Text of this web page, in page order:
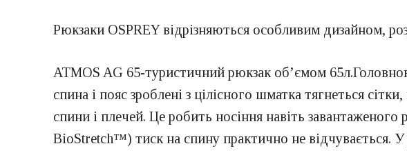
Рюкзаки OSPREY відрізняються особливим дизайном,
ATMOS AG 65-туристичний рюкзак об’ємом
спина і пояс зроблені з цілісного шматка тягнеться
спини і плечей. Це робить носіння навіть
BioStretch™) тиск на спину практично не відчувається.